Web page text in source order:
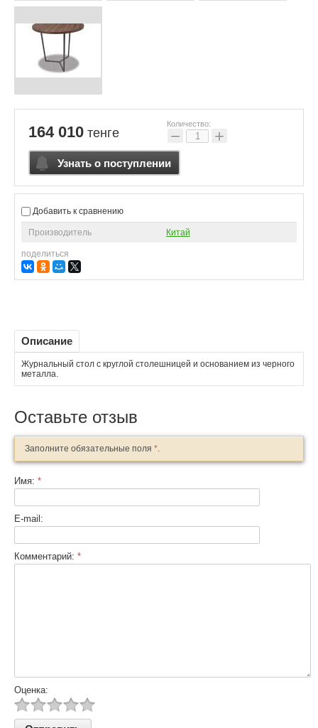
164 010 тенге
Количество:
− +
Узнать о поступлении
Добавить к сравнению
Производитель Китай
поделиться
Описание
Журнальный стол с круглой столешницей и основанием из черного
металла.
Оставьте отзыв
Заполните обязательные поля *.
Имя: *
E-mail:
Комментарий: *
Оценка: